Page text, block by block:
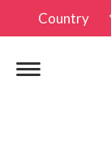
Country